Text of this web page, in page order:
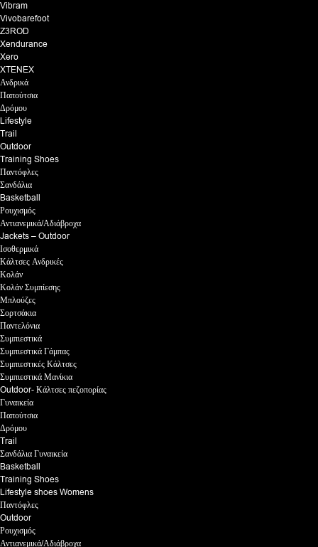
Vibram
Vivobarefoot
Z3ROD
Xendurance
Xero
XTENEX
Ανδρικά
Παπούτσια
Δρόμου
Lifestyle
Trail
Outdoor
Training Shoes
Παντόφλες
Σανδάλια
Basketball
Ρουχισμός
Αντιανεμικά/Αδιάβροχα
Jackets – Outdoor
Ισοθερμικά
Κάλτσες Ανδρικές
Κολάν
Κολάν Συμπίεσης
Μπλούζες
Σορτσάκια
Παντελόνια
Συμπιεστικά
Συμπιεστικά Γάμπας
Συμπιεστικές Κάλτσες
Συμπιεστικά Μανίκια
Outdoor- Κάλτσες πεζοπορίας
Γυναικεία
Παπούτσια
Δρόμου
Trail
Σανδάλια Γυναικεία
Basketball
Training Shoes
Lifestyle shoes Womens
Παντόφλες
Outdoor
Ρουχισμός
Αντιανεμικά/Αδιάβροχα